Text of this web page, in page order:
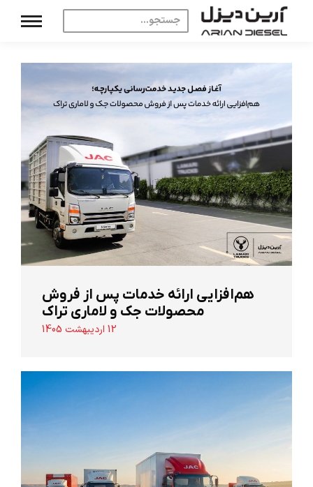
هم‌افزایی ارائه خدمات پس از فروش
محصولات جک و لاماری تراک
12 اردیبهشت 1405